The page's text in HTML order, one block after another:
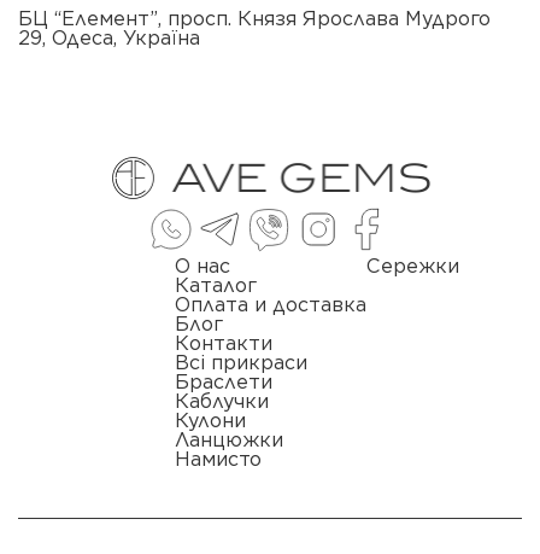
БЦ “Елемент”, просп. Князя Ярослава Мудрого
29, Одеса, Україна
О нас
Каталог
Оплата и доставка
Блог
Контакти
Всі прикраси
Браслети
Каблучки
Кулони
Ланцюжки
Намисто
Сережки